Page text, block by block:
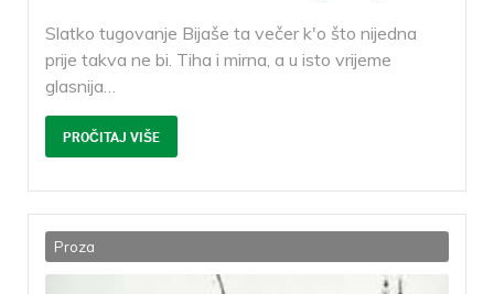
Slatko tugovanje Bijaše ta večer k'o što nijedna
prije takva ne bi. Tiha i mirna, a u isto vrijeme
glasnija…
PROČITAJ VIŠE
Proza